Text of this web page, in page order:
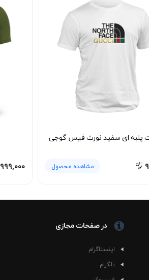
پنبه ای سفید نورث فیس گوجی
مشاهده محصول ۹۹۹,۰۰۰
در صفحات مجازی
اینستاگرام
تلگرام